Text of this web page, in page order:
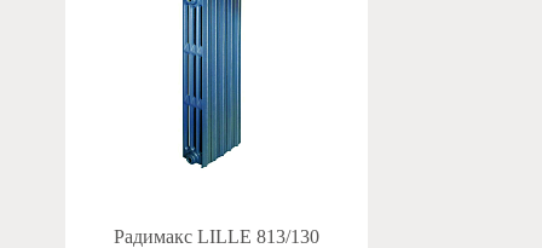
Радимакс LILLE 813/130